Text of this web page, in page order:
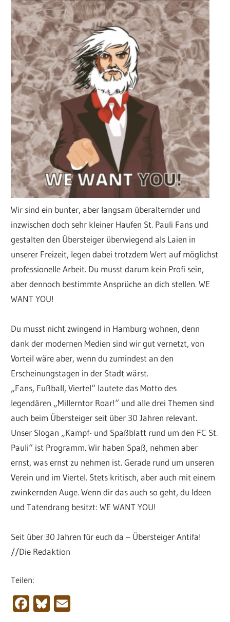
Wir sind ein bunter, aber langsam überalternder und
inzwischen doch sehr kleiner Haufen St. Pauli Fans und
gestalten den Übersteiger überwiegend als Laien in
unserer Freizeit, legen dabei trotzdem Wert auf möglichst
professionelle Arbeit. Du musst darum kein Profi sein,
aber dennoch bestimmte Ansprüche an dich stellen. WE
WANT YOU!
Du musst nicht zwingend in Hamburg wohnen, denn
dank der modernen Medien sind wir gut vernetzt, von
Vorteil wäre aber, wenn du zumindest an den
Erscheinungstagen in der Stadt wärst.
„Fans, Fußball, Viertel“ lautete das Motto des
legendären „Millerntor Roar!“ und alle drei Themen sind
auch beim Übersteiger seit über 30 Jahren relevant.
Unser Slogan „Kampf- und Spaßblatt rund um den FC St.
Pauli“ ist Programm. Wir haben Spaß, nehmen aber
ernst, was ernst zu nehmen ist. Gerade rund um unseren
Verein und im Viertel. Stets kritisch, aber auch mit einem
zwinkernden Auge. Wenn dir das auch so geht, du Ideen
und Tatendrang besitzt: WE WANT YOU!
Seit über 30 Jahren für euch da – Übersteiger Antifa!
//Die Redaktion
Teilen:
Facebook
Bluesky